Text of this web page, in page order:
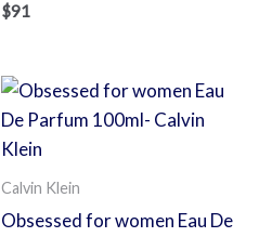
$91
Calvin Klein
Obsessed for women Eau De